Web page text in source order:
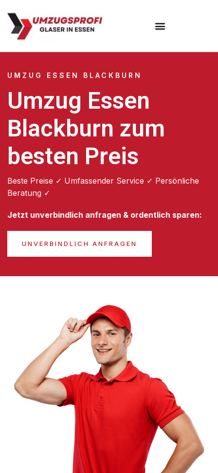
UMZUG ESSEN BLACKBURN
Umzug Essen
Blackburn zum
besten Preis
Beste Preise ✓ Umfassender Service ✓ Persönliche
Beratung ✓
Jetzt unverbindlich anfragen & ordentlich sparen:
UNVERBINDLICH ANFRAGEN